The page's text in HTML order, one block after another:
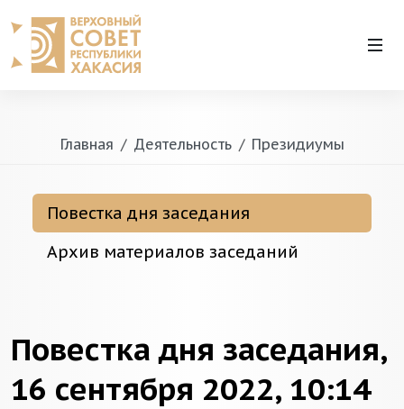
Главная Деятельность Президиумы
Повестка дня заседания
Архив материалов заседаний
Повестка дня заседания,
16 сентября 2022, 10:14